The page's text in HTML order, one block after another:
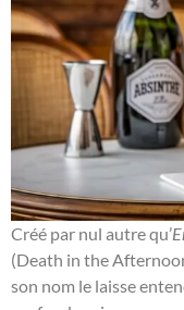
Créé par nul autre qu’
(Death in the
son nom le laisse